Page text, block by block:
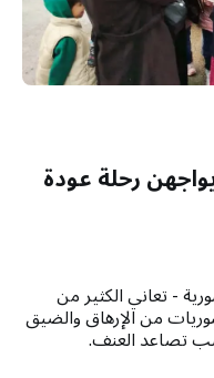
رحلة عودة
- تعاني الكثير من
من الإرهاق والضيق
تصاعد العنف.